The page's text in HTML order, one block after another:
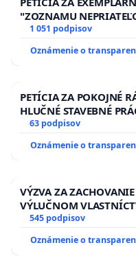
"ZOZNAMU
1 051 podpisov
Oznámenie o
PETÍCIA ZA POKOJNÉ
HLUČNÉ STAVEBNÉ
13.00 HOD., CEZ
ĎUMBIERSKEJ/MAGU
63 podpisov
Oznámenie o
VÝZVA ZA
VÝLUČNOM
SLOVENSKEJ
kanálov na Slovensku
545 podpisov
Oznámenie o